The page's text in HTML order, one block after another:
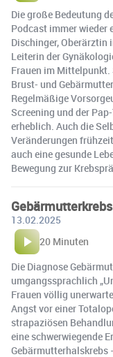
Die große Bedeutung
Podcast immer wieder
Dischinger, Oberärztin
Leiterin der
Frauen im Mittelpunkt.
Brust- und
Regelmäßige
Screening und der
erheblich. Auch die
Veränderungen
auch eine gesunde
Bewegung zur
13.02.2025
20 Minuten
Die Diagnose
umgangssprachlich
Frauen völlig
Angst vor einer
strapaziösen
eine schwerwiegende
Gebärmutterhalskrebs